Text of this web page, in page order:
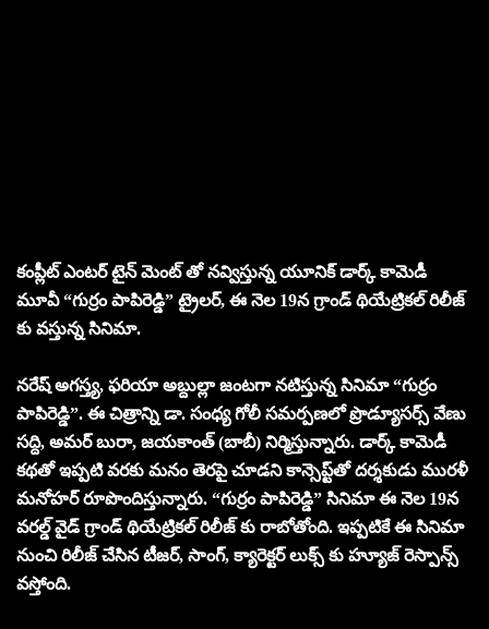
కంప్లీట్ ఎంటర్ టైన్ మెంట్ తో నవ్విస్తున్న యూనిక్ డార్క్ కామెడీ
మూవీ “గుర్రం పాపిరెడ్డి” ట్రైలర్, ఈ నెల 19న గ్రాండ్ థియేట్రికల్ రిలీజ్
కు వస్తున్న సినిమా.
నరేష్ అగస్త్య, ఫరియా అబ్దుల్లా జంటగా నటిస్తున్న సినిమా “గుర్రం
పాపిరెడ్డి”. ఈ చిత్రాన్ని డా. సంధ్య గోలీ సమర్పణలో ప్రొడ్యూసర్స్ వేణు
సద్ది, అమర్ బురా, జయకాంత్ (బాబీ) నిర్మిస్తున్నారు. డార్క్ కామెడీ
కథతో ఇప్పటి వరకు మనం తెరపై చూడని కాన్సెప్ట్‌తో దర్శకుడు మురళీ
మనోహర్ రూపొందిస్తున్నారు. “గుర్రం పాపిరెడ్డి” సినిమా ఈ నెల 19న
వరల్డ్ వైడ్ గ్రాండ్ థియేట్రికల్ రిలీజ్ కు రాబోతోంది. ఇప్పటికే ఈ సినిమా
నుంచి రిలీజ్ చేసిన టీజర్, సాంగ్, క్యారెక్టర్ లుక్స్ కు హ్యూజ్ రెస్పాన్స్
వస్తోంది.